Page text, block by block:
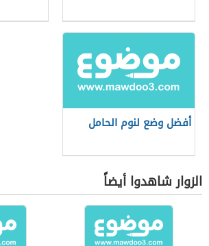
أفضل وضع لنوم الحامل
الزوار شاهدوا أيضاً